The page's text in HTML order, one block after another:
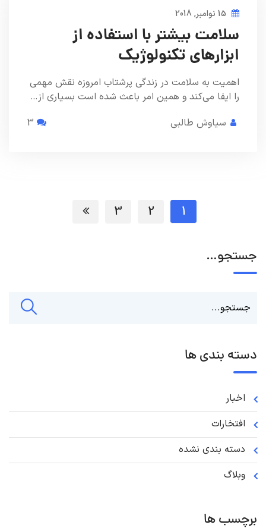
سلامت بیشتر با استفاده از
ابزارهای تکنولوژیک
اهمیت به سلامت در زندگی پرشتاب امروزه نقش مهمی
را ایفا می‌کند و همین امر باعث شده است بسیاری از…
سیاوش طالبی
1
2
3
جستجو…
دسته بندی ها
اخبار
افتخارات
دسته بندی نشده
وبلاگ
برچسب ها